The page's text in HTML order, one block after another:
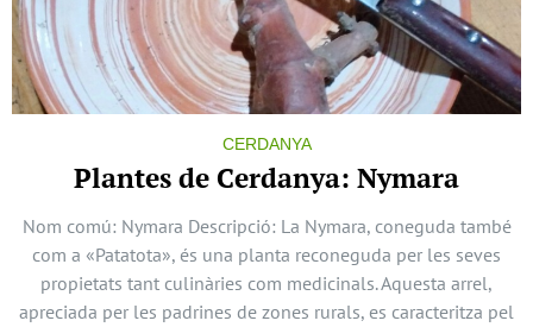
CERDANYA
Plantes de Cerdanya: Nymara
Nom comú: Nymara Descripció: La Nymara, coneguda també
com a «Patatota», és una planta reconeguda per les seves
propietats tant culinàries com medicinals. Aquesta arrel,
apreciada per les padrines de zones rurals, es caracteritza pel